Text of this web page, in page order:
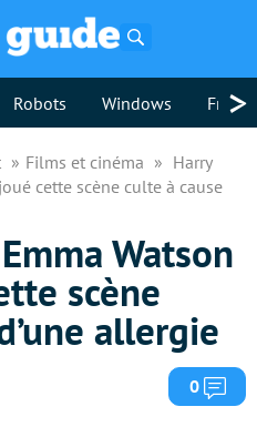
Robots Windows >
Films et cinéma
Harry
cette scène culte à cause
Watson
scène
allergie
0